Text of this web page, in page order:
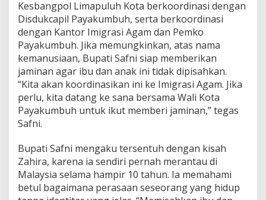
Kesbangpol Limapuluh Kota berkoordinasi dengan
Disdukcapil Payakumbuh, serta berkoordinasi
dengan Kantor Imigrasi Agam dan Pemko
Payakumbuh. Jika memungkinkan, atas nama
kemanusiaan, Bupati Safni siap memberikan
jaminan agar ibu dan anak ini tidak dipisahkan.
“Kita akan koordinasikan ini ke Imigrasi Agam. Jika
perlu, kita datang ke sana bersama Wali Kota
Payakumbuh untuk ikut memberi jaminan,” tegas
Safni.
Bupati Safni mengaku tersentuh dengan kisah
Zahira, karena ia sendiri pernah merantau di
Malaysia selama hampir 10 tahun. Ia memahami
betul bagaimana perasaan seseorang yang hidup